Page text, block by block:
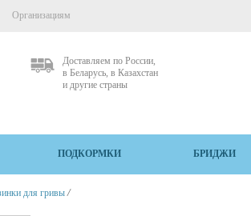
Организациям
Доставляем по России,
в Беларусь, в Казахстан
и другие страны
ПОДКОРМКИ БРИДЖИ
для гривы /